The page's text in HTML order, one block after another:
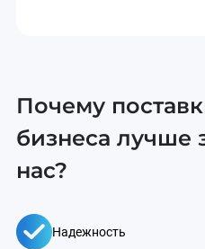
Почему
бизнеса лучше
нас?
Надежность